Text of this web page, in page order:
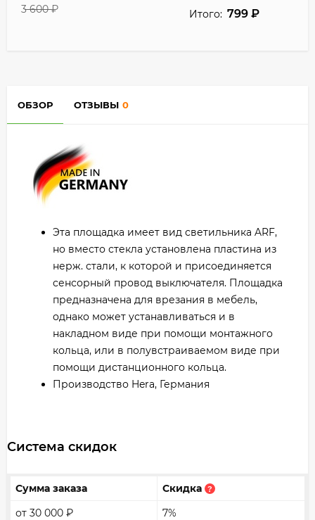
3 600 ₽ Итого: 799 ₽
ОБЗОР ОТЗЫВЫ 0
Эта площадка имеет вид светильника ARF,
но вместо стекла установлена пластина из
нерж. стали, к которой и присоединяется
сенсорный провод выключателя. Площадка
предназначена для врезания в мебель,
однако может устанавливаться и в
накладном виде при помощи монтажного
кольца, или в полувстраиваемом виде при
помощи дистанционного кольца.
Производство Hera, Германия
Система скидок
Сумма заказа Скидка ?
от 30 000 ₽
7%